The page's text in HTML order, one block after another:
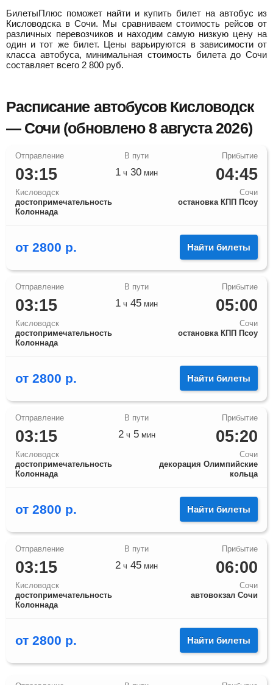
БилетыПлюс поможет найти и купить билет на автобус из
Кисловодска в Сочи. Мы сравниваем стоимость рейсов от
различных перевозчиков и находим самую низкую цену на
один и тот же билет. Цены варьируются в зависимости от
класса автобуса, минимальная стоимость билета до Сочи
составляет всего 2 800 руб.
Расписание автобусов Кисловодск
— Сочи (обновлено 8 августа 2026)
03:15
Кисловодск
достопримечательность
Колоннада
04:45
Сочи
остановка КПП Псоу
1 ч 30 мин
от 2800 р. Найти билеты
03:15
Кисловодск
достопримечательность
Колоннада
05:00
Сочи
остановка КПП Псоу
1 ч 45 мин
от 2800 р. Найти билеты
03:15
Кисловодск
достопримечательность
Колоннада
05:20
Сочи
декорация Олимпийские
кольца
2ч 5мин
от 2800 р. Найти билеты
03:15
Кисловодск
достопримечательность
Колоннада
06:00
Сочи
автовокзал Сочи
2 ч 45 мин
от 2800 р. Найти билеты